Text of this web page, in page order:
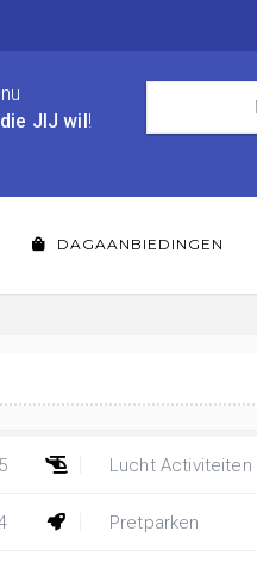
JIJ wil !
DAGAANBIEDINGEN
Lucht Activiteiten
Pretparken